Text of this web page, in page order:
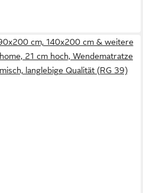
cm, 140x200 cm & weitere
21 cm hoch, Wendematratze
langlebige Qualität (RG 39)